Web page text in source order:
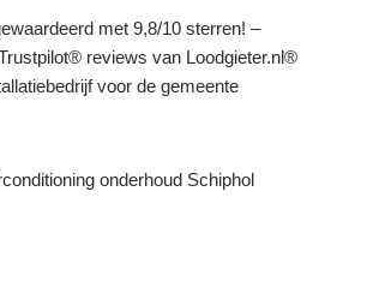
met 9,8/10 sterren! –
reviews van Loodgieter.nl®
voor de gemeente
onderhoud Schiphol